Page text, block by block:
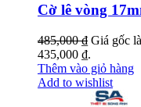
Cờ lê vòng
485,000₫ Giá gốc
435,000 ₫.
Thêm vào giỏ hàng
Add to wishlist